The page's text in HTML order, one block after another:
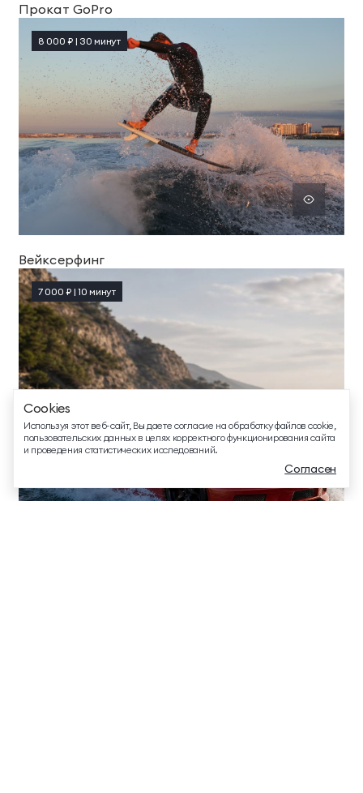
ТЕЛЕФОН ДЛЯ СВЯЗИ
88005505271
ДОПОЛНИТЕЛЬНЫЙ ТЕЛЕФОН ДЛЯ СВЯЗИ
+74991107964
СВЯЗАТЬСЯ В МЕССЕНДЖЕРЕ
EMAIL ДЛЯ ВОПРОСОВ И ПОЖЕЛАНИЙ
info@mriyaresort.com
Прокат GoPro
8 000 ₽ | 30 минут
Вейксерфинг
7 000 ₽ | 10 минут
Cookies
Используя этот веб-сайт, Вы даете согласие на обработку файлов cookie,
пользовательских данных в целях корректного функционирования сайта
и проведения статистических исследований.
Согласен